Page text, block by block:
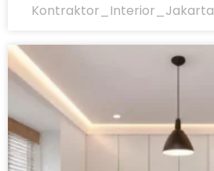
Kontraktor_Interior_Jakarta